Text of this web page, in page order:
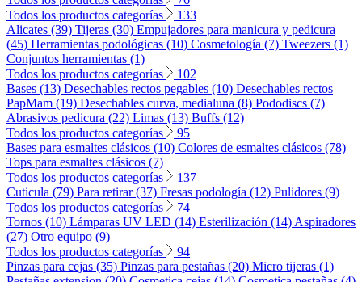
Todos los productos categorías
133
Alicates (39) Tijeras (30) Empujadores para manicura y pedicura
(45) Herramientas podológicas (10) Cosmetología (7) Tweezers (1)
Conjuntos herramientas (1)
Todos los productos categorías
102
Bases (13) Desechables rectos pegables (10) Desechables rectos
PapMam (19) Desechables curva, medialuna (8) Pododiscs (7)
Abrasivos pedicura (22) Limas (13) Buffs (12)
Todos los productos categorías
95
Bases para esmaltes clásicos (10) Colores de esmaltes clásicos (78)
Tops para esmaltes clásicos (7)
Todos los productos categorías
137
Cuticula (79) Para retirar (37) Fresas podología (12) Pulidores (9)
Todos los productos categorías
74
Tornos (10) Lámparas UV LED (14) Esterilización (14) Aspiradores
(27) Otro equipo (9)
Todos los productos categorías
94
Pinzas para cejas (35) Pinzas para pestañas (20) Micro tijeras (1)